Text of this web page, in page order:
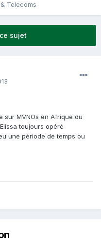
Telecoms
sujet
sur MVNOs en Afrique du
toujours opéré
une période de temps ou